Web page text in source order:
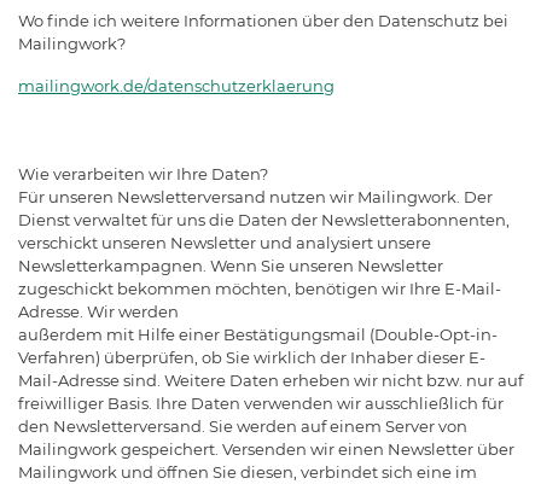
Wo finde ich weitere Informationen über den Datenschutz bei
Mailingwork?
mailingwork.de/datenschutzerklaerung
Wie verarbeiten wir Ihre Daten?
Für unseren Newsletterversand nutzen wir Mailingwork. Der
Dienst verwaltet für uns die Daten der Newsletterabonnenten,
verschickt unseren Newsletter und analysiert unsere
Newsletterkampagnen. Wenn Sie unseren Newsletter
zugeschickt bekommen möchten, benötigen wir Ihre E-Mail-
Adresse. Wir werden
außerdem mit Hilfe einer Bestätigungsmail (Double-Opt-in-
Verfahren) überprüfen, ob Sie wirklich der Inhaber dieser E-
Mail-Adresse sind. Weitere Daten erheben wir nicht bzw. nur auf
freiwilliger Basis. Ihre Daten verwenden wir ausschließlich für
den Newsletterversand. Sie werden auf einem Server von
Mailingwork gespeichert. Versenden wir einen Newsletter über
Mailingwork und öffnen Sie diesen, verbindet sich eine im